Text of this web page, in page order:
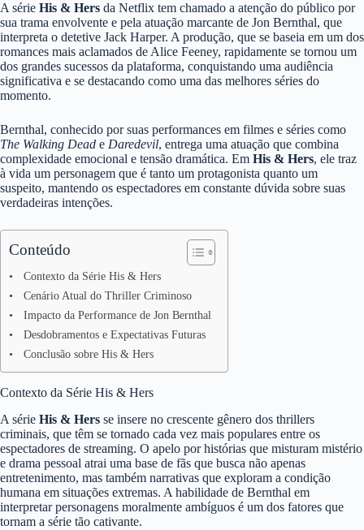
A série His & Hers da Netflix tem chamado a atenção do público por
sua trama envolvente e pela atuação marcante de Jon Bernthal, que
interpreta o detetive Jack Harper. A produção, que se baseia em um dos
romances mais aclamados de Alice Feeney, rapidamente se tornou um
dos grandes sucessos da plataforma, conquistando uma audiência
significativa e se destacando como uma das melhores séries do
momento.
Bernthal, conhecido por suas performances em filmes e séries como
The Walking Dead e Daredevil, entrega uma atuação que combina
complexidade emocional e tensão dramática. Em His & Hers, ele traz
à vida um personagem que é tanto um protagonista quanto um
suspeito, mantendo os espectadores em constante dúvida sobre suas
verdadeiras intenções.
Conteúdo
Contexto da Série His & Hers
Cenário Atual do Thriller Criminoso
Impacto da Performance de Jon Bernthal
Desdobramentos e Expectativas Futuras
Conclusão sobre His & Hers
Contexto da Série His & Hers
A série His & Hers se insere no crescente gênero dos thrillers
criminais, que têm se tornado cada vez mais populares entre os
espectadores de streaming. O apelo por histórias que misturam mistério
e drama pessoal atrai uma base de fãs que busca não apenas
entretenimento, mas também narrativas que exploram a condição
humana em situações extremas. A habilidade de Bernthal em
interpretar personagens moralmente ambíguos é um dos fatores que
tornam a série tão cativante.